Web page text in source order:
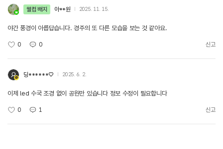
웰컴 배지 아**원 2025. 11. 15.
야간 풍경이 아릅답습니다. 경주의 또 다른 모습을 보는 것 같아요.
0 0 신고
딩******♡ 2025. 6. 2.
이제 led 수국 조경 없이 공원만 있습니다 정보 수정이 필요합니다
0 1 신고